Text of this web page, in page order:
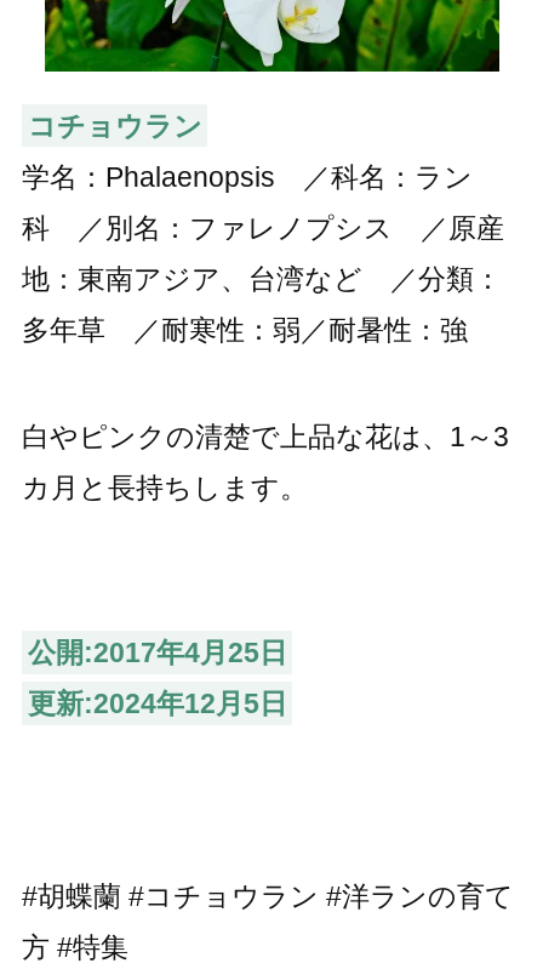
コチョウラン
学名：Phalaenopsis ／科名：ラン
科 ／別名：ファレノプシス ／原産
地：東南アジア、台湾など ／分類：
多年草 ／耐寒性：弱／耐暑性：強
白やピンクの清楚で上品な花は、1～3
カ月と長持ちします。
公開:2017年4月25日
更新:2024年12月5日
#胡蝶蘭 #コチョウラン #洋ランの育て
方 #特集